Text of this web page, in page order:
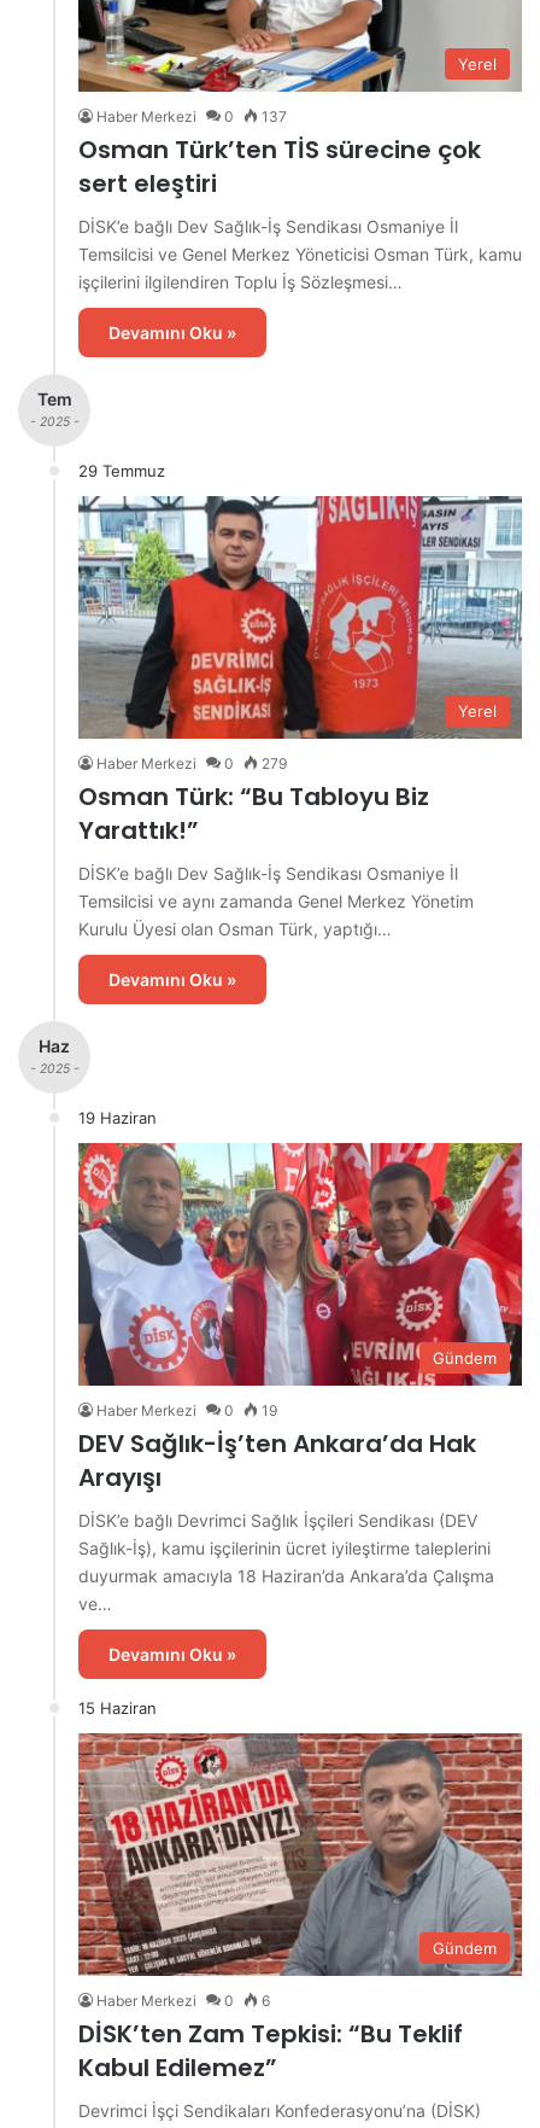
Yerel
Haber Merkezi 0 137
Osman Türk’ten TİS sürecine çok
sert eleştiri
DİSK’e bağlı Dev Sağlık-İş Sendikası Osmaniye İl
Temsilcisi ve Genel Merkez Yöneticisi Osman Türk, kamu
işçilerini ilgilendiren Toplu İş Sözleşmesi…
Devamını Oku »
Tem
- 2025 -
29 Temmuz
Yerel
Haber Merkezi 0 279
Osman Türk: “Bu Tabloyu Biz
Yarattık!”
DİSK’e bağlı Dev Sağlık-İş Sendikası Osmaniye İl
Temsilcisi ve aynı zamanda Genel Merkez Yönetim
Kurulu Üyesi olan Osman Türk, yaptığı…
Devamını Oku »
Haz
- 2025 -
19 Haziran
Gündem
Haber Merkezi 0 19
DEV Sağlık-İş’ten Ankara’da Hak
Arayışı
DİSK’e bağlı Devrimci Sağlık İşçileri Sendikası (DEV
Sağlık-İş), kamu işçilerinin ücret iyileştirme taleplerini
duyurmak amacıyla 18 Haziran’da Ankara’da Çalışma
ve…
Devamını Oku »
15 Haziran
Gündem
Haber Merkezi 0 6
DİSK’ten Zam Tepkisi: “Bu Teklif
Kabul Edilemez”
Devrimci İşçi Sendikaları Konfederasyonu’na (DİSK)